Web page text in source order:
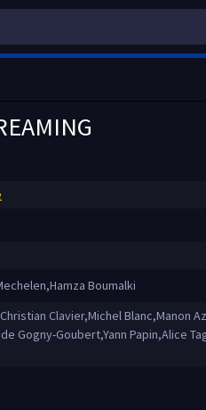
Boumalki
Clavier,Michel Blanc,Manon
Gogny-Goubert,Yann Papin,Alice